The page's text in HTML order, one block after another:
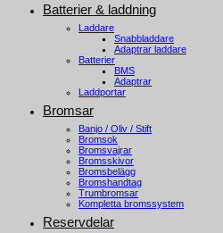
Batterier & laddning
Laddare
Snabbladdare
Adaptrar laddare
Batterier
BMS
Adaptrar
Laddportar
Bromsar
Banjo / Oliv / Stift
Bromsok
Bromsvajrar
Bromsskivor
Bromsbelägg
Bromshandtag
Trumbromsar
Kompletta bromssystem
Reservdelar